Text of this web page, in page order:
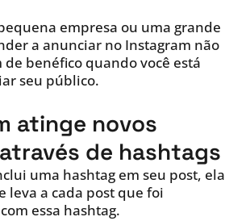
empresa ou uma grande
a anunciar no Instagram não
benéfico quando você está
seu público.
atinge novos
de hashtags
uma hashtag em seu post, ela
leva a cada post que foi
essa hashtag.